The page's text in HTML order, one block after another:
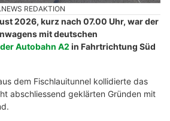
REDAKTION
2026, kurz nach 07.00 Uhr, war der
mit deutschen
Autobahn A2 in Fahrtrichtung Süd
dem Fischlauitunnel kollidierte das
abschliessend geklärten Gründen mit